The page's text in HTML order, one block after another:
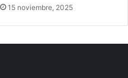
15 noviembre, 2025